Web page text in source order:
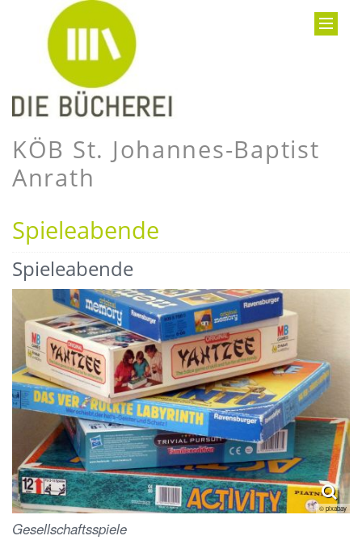
KÖB St. Johannes-Baptist
Anrath
Spieleabende
Spieleabende
© pixabay
Gesellschaftsspiele